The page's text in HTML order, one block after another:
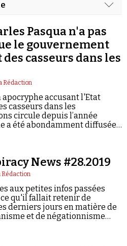
presse
don
à Vera
contenus
Pasqua n'a pas
le gouvernement
casseurs dans les
Rédaction
accusant l'Etat
casseurs dans les
circule depuis l’année
a été abondamment diffusée
News #28.2019
Rédaction
aux petites infos passées
qu'il fallait retenir de
derniers jours en matière de
et de négationnisme